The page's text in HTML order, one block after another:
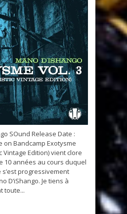
SOund Release Date :
on Bandcamp Exotysme
Vintage Edition) vient clore
10 années au cours duquel
s’est progressivement
D’iShango. Je tiens à
toute...